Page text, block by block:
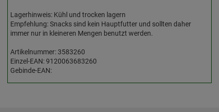
Lagerhinweis: Kühl und trocken lagern
Empfehlung: Snacks sind kein Hauptfutter und sollten daher
immer nur in kleineren Mengen benutzt werden.
Artikelnummer: 3583260
Einzel-EAN: 9120063683260
Gebinde-EAN: